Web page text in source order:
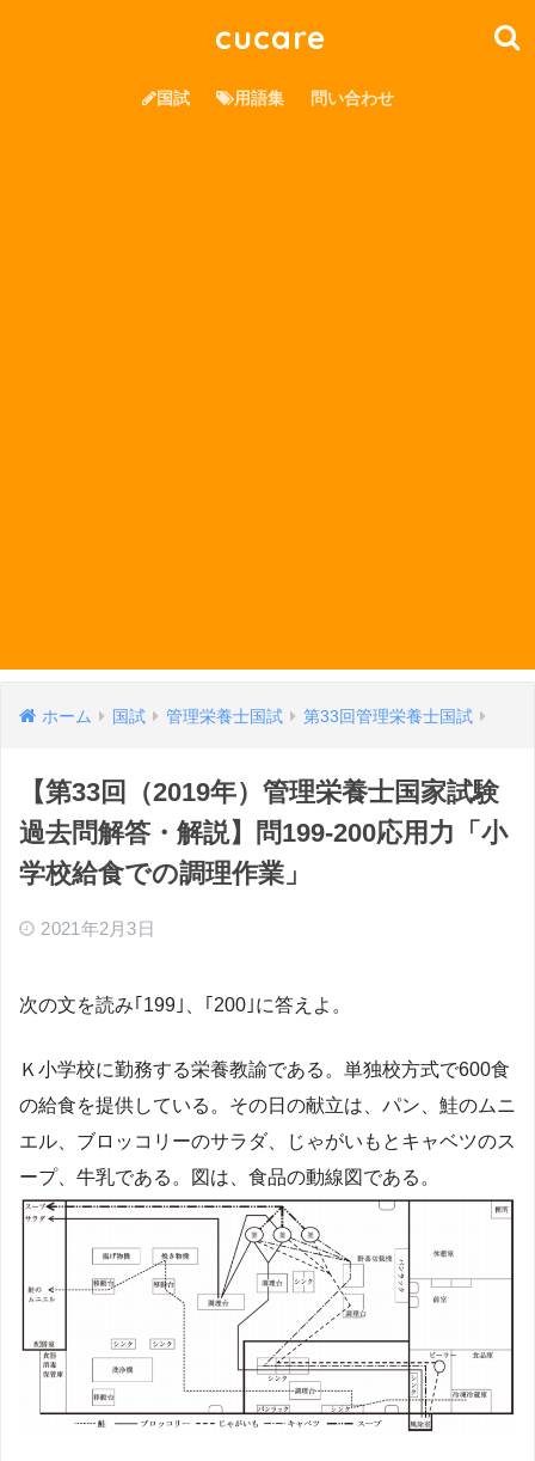
cucare
国試 用語集 問い合わせ
ホーム 国試 管理栄養士国試 第33回管理栄養士国試
【第33回（2019年）管理栄養士国家試験
過去問解答・解説】問199-200応用力「小
学校給食での調理作業」
2021年2月3日
次の文を読み｢199｣、｢200｣に答えよ。
Ｋ小学校に勤務する栄養教諭である。単独校方式で600食
の給食を提供している。その日の献立は、パン、鮭のムニ
エル、ブロッコリーのサラダ、じゃがいもとキャベツのス
ープ、牛乳である。図は、食品の動線図である。